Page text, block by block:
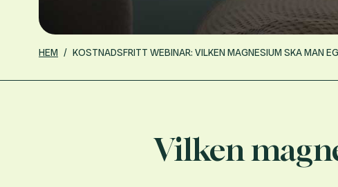
HEM / KOSTNADSFRITT WEBINAR: VILKEN MAGNESIUM SKA MAN
Vilken